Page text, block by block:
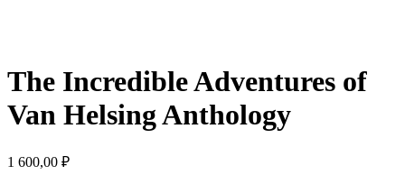
The Incredible Adventures of
Van Helsing Anthology
1 600,00 ₽